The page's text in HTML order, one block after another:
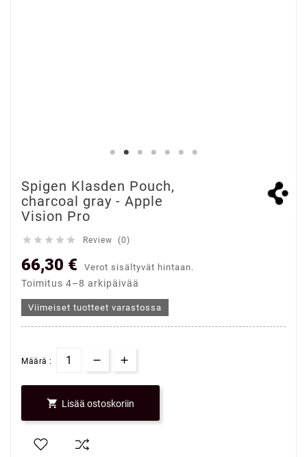
Spigen Klasden Pouch,
charcoal gray - Apple
Vision Pro
     Review (0)
66,30 € Verot sisältyvät hintaan.
Toimitus 4–8 arkipäivää
Viimeiset tuotteet varastossa
Määrä :
 Lisää ostoskoriin